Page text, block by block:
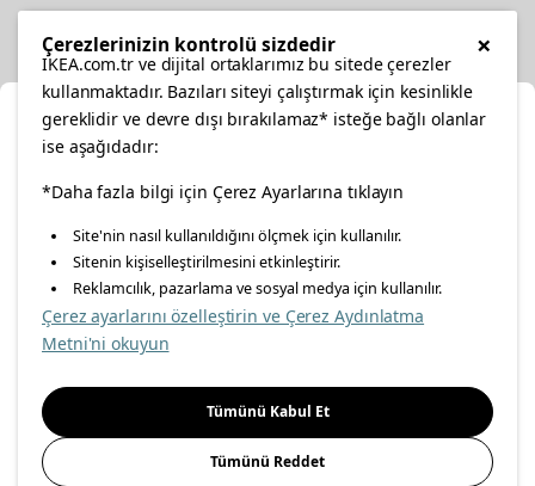
facebooktwitterinstagrampinterestyoutube
linkedin
Enerji Politikası Bilgi Güvenliği Politikası
Gıda Güvenliği Politikası
Önemli Bilgilendirme İnternet Sitesi Gizlilik Politikası
Kişisel Verilerin Korunması
Konumunuzu Seçin
İnternetten vereceğiniz siparişlerinizde size özel hizmet ve
içerikleri görebilmek için lütfen konumuzu seçin.
İl seçiniz
Seçiniz
×
Çerezlerinizin kontrolü sizdedir
IKEA.com.tr ve dijital ortaklarımız bu sitede çerezler
kullanmaktadır. Bazıları siteyi çalıştırmak için kesinlikle
gereklidir ve devre dışı bırakılamaz* isteğe bağlı olanlar
ise aşağıdadır:
*Daha fazla bilgi için Çerez Ayarlarına tıklayın
Site'nin nasıl kullanıldığını ölçmek için kullanılır.
Sitenin kişiselleştirilmesini etkinleştirir.
Reklamcılık, pazarlama ve sosyal medya için kullanılır.
Çerez ayarlarını özelleştirin ve Çerez Aydınlatma
Metni'ni okuyun
Tümünü Kabul Et
Tümünü Reddet